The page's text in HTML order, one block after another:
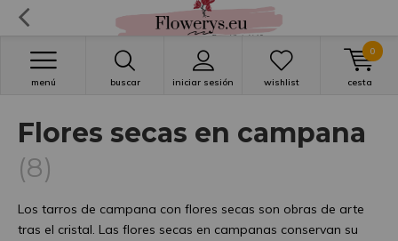
buscar iniciar sesión
menú wishlist cesta
0
Flores secas en campana
(8)
Los tarros de campana con flores secas son obras de arte
tras el cristal. Las flores secas en campanas conservan su